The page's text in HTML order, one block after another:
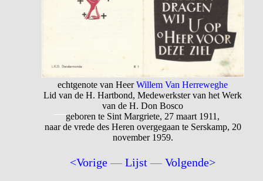
echtgenote van HeerWillem Van Herreweghe
Lid van de H. Hartbond, Medewerkster van het Werk
van de H. Don Bosco
geboren te Sint Margriete, 27 maart 1911,
naar de vrede des Heren overgegaan te Serskamp, 20
november 1959.
<Vorige —Lijst —Volgende>